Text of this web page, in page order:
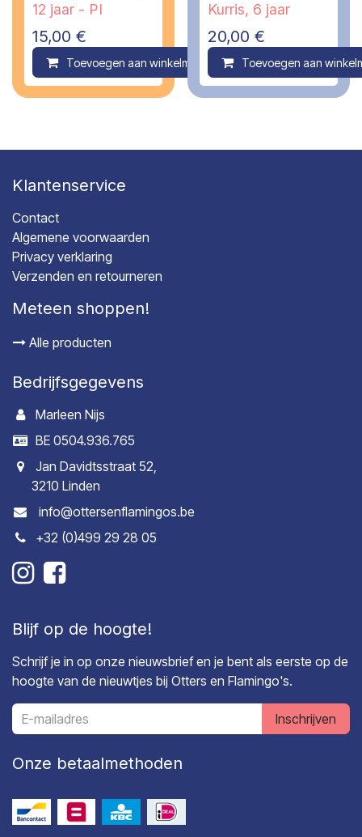
12 jaar - PI
15,00 €
Toevoegen aan winkelmandje Compare
Kurris, 6 jaar
20,00 €
Toevoegen aan
Klantenservice
Contact
Algemene voorwaarden
Privacy verklaring
Verzenden en retourneren
Meteen shoppen!
Alle producten
Bedrijfsgegevens
Marleen Nijs
BE 0504.936.765
Jan Davidtsstraat 52,
3210 Linden
info@ottersenflamingos.be
+32 (0)499 29 28 05
Blijf op de hoogte!
Schrijf je in op onze nieuwsbrief en je bent als eerste op de
hoogte van de nieuwtjes bij Otters en Flamingo's.
Inschrijven
Onze betaalmethoden